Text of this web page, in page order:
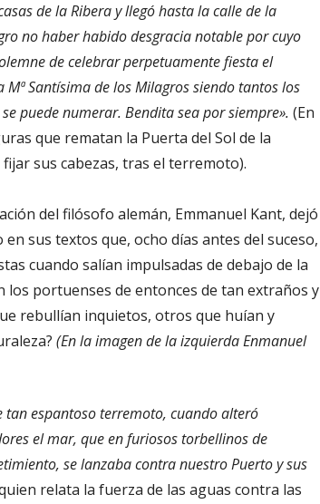
de la Ribera y llegó hasta la calle de la
no haber habido desgracia notable por cuyo
de celebrar perpetuamente fiesta el
Santísima de los Milagros siendo tantos los
puede numerar. Bendita sea por siempre». (En
que rematan la Puerta del Sol de la
sus cabezas, tras el terremoto).
del filósofo alemán, Emmanuel Kant, dejó
sus textos que, ocho días antes del suceso,
cuando salían impulsadas de debajo de la
los portuenses de entonces de tan extraños y
rebullían inquietos, otros que huían y
(En la imagen de la izquierda Enmanuel
tan espantoso terremoto, cuando alteró
el mar, que en furiosos torbellinos de
se lanzaba contra nuestro Puerto y sus
relata la fuerza de las aguas contra las